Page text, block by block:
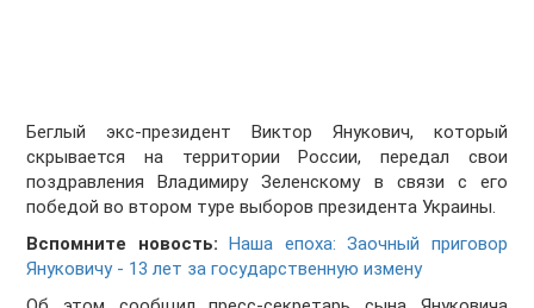
Беглый экс-президент Виктор Янукович, который
скрывается на территории России, передал свои
поздравления Владимиру Зеленскому в связи с его
победой во втором туре выборов президента Украины.
Вспомните новость: Наша епоха: Заочный приговор
Януковичу - 13 лет за государственную измену